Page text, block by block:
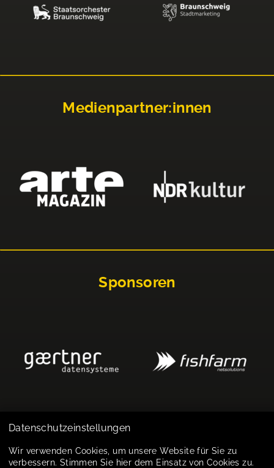
Medienpartner:innen
Sponsoren
Impressum
Datenschutzeinstellungen
Wir verwenden Cookies, um unsere Website für Sie zu
verbessern. Stimmen Sie hier dem Einsatz von Cookies zu.